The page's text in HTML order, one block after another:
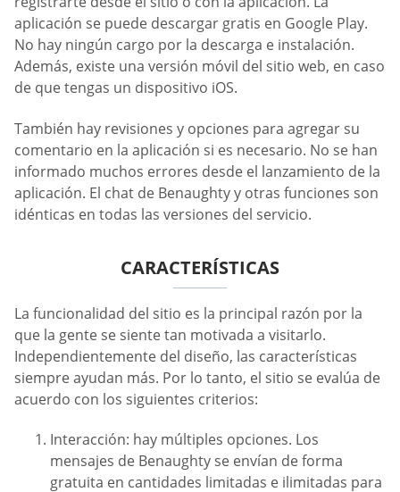
aplicación se puede descargar gratis en Google Play.
No hay ningún cargo por la descarga e instalación.
Además, existe una versión móvil del sitio web, en caso
de que tengas un dispositivo iOS.
También hay revisiones y opciones para agregar su
comentario en la aplicación si es necesario. No se han
informado muchos errores desde el lanzamiento de la
aplicación. El chat de Benaughty y otras funciones son
idénticas en todas las versiones del servicio.
CARACTERÍSTICAS
La funcionalidad del sitio es la principal razón por la
que la gente se siente tan motivada a visitarlo.
Independientemente del diseño, las características
siempre ayudan más. Por lo tanto, el sitio se evalúa de
acuerdo con los siguientes criterios:
Interacción: hay múltiples opciones. Los
mensajes de Benaughty se envían de forma
gratuita en cantidades limitadas e ilimitadas para